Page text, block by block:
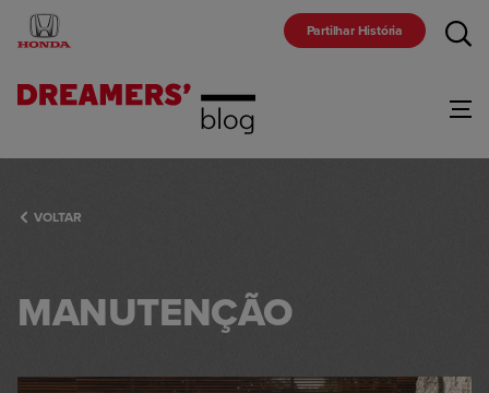
Partilhar História
VOLTAR
MANUTENÇÃO